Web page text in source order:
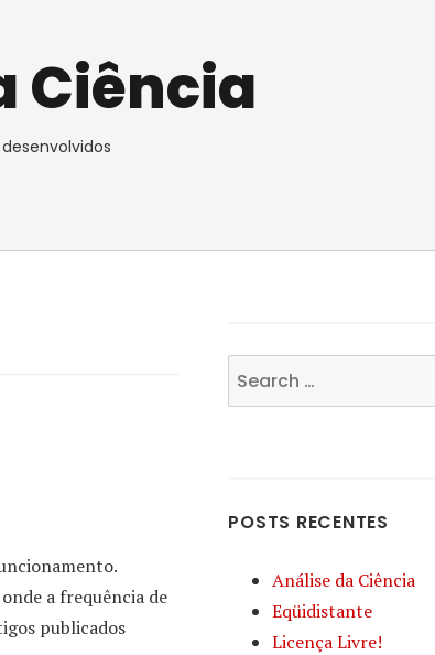
Ciência
a frequência de
publicados
Search
for:
POSTS RECENTES
Análise da Ciência
Eqüidistante
Licença Livre!